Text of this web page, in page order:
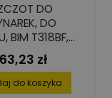
DO
DO
BIM T318BF,
(5 SZT.)
Cena
63,23 zł
do koszyka